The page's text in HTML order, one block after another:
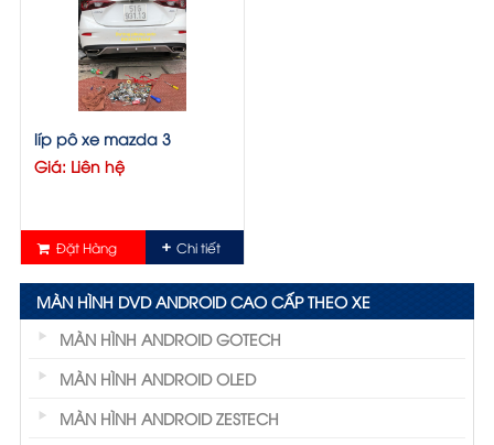
líp pô xe mazda 3
Giá: Liên hệ
Đặt Hàng Chi tiết
MÀN HÌNH DVD ANDROID CAO CẤP THEO XE
MÀN HÌNH ANDROID GOTECH
MÀN HÌNH ANDROID OLED
MÀN HÌNH ANDROID ZESTECH